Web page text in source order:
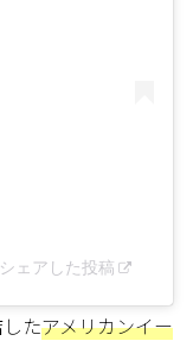
ェアした投稿
たアメリカンイー